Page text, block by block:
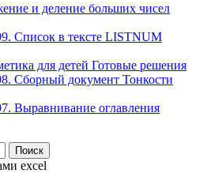
и деление больших чисел
Список в тексте LISTNUM
для детей Готовые решения
Сборный документ Тонкости
Выравнивание оглавления
excel